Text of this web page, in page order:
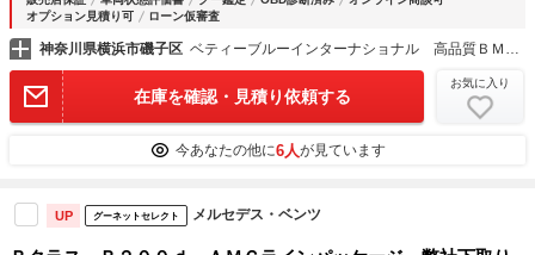
オプション見積り可
ローン仮審査
神奈川県横浜市磯子区 ベティーブルーインターナショナル 高品質ＢＭＷ＆メルセデス・ベンツ専門店
在庫を確認・見積り依頼する
お気に入り
今あなたの他に6人が見ています
UP グーネットセレクト メルセデス・ベンツ